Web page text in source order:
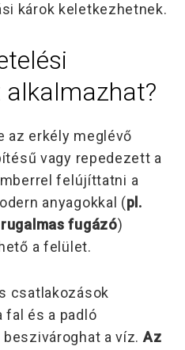
károk keletkezhetnek.
az erkély meglévő
vagy repedezett a
felújíttatni a
anyagokkal (pl.
fugázó)
a felület.
csatlakozások
fal és a padló
a víz. Az